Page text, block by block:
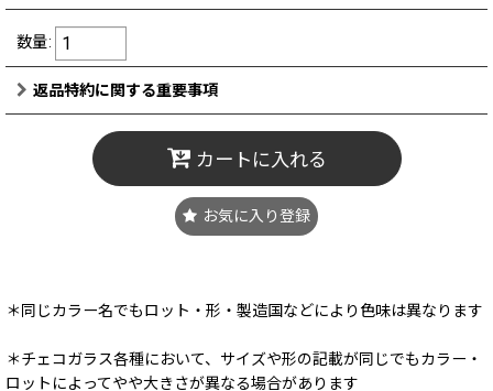
数量:
返品特約に関する重要事項
カートに入れる
お気に入り登録
＊同じカラー名でもロット・形・製造国などにより色味は異なります
＊チェコガラス各種において、サイズや形の記載が同じでもカラー・
ロットによってやや大きさが異なる場合があります